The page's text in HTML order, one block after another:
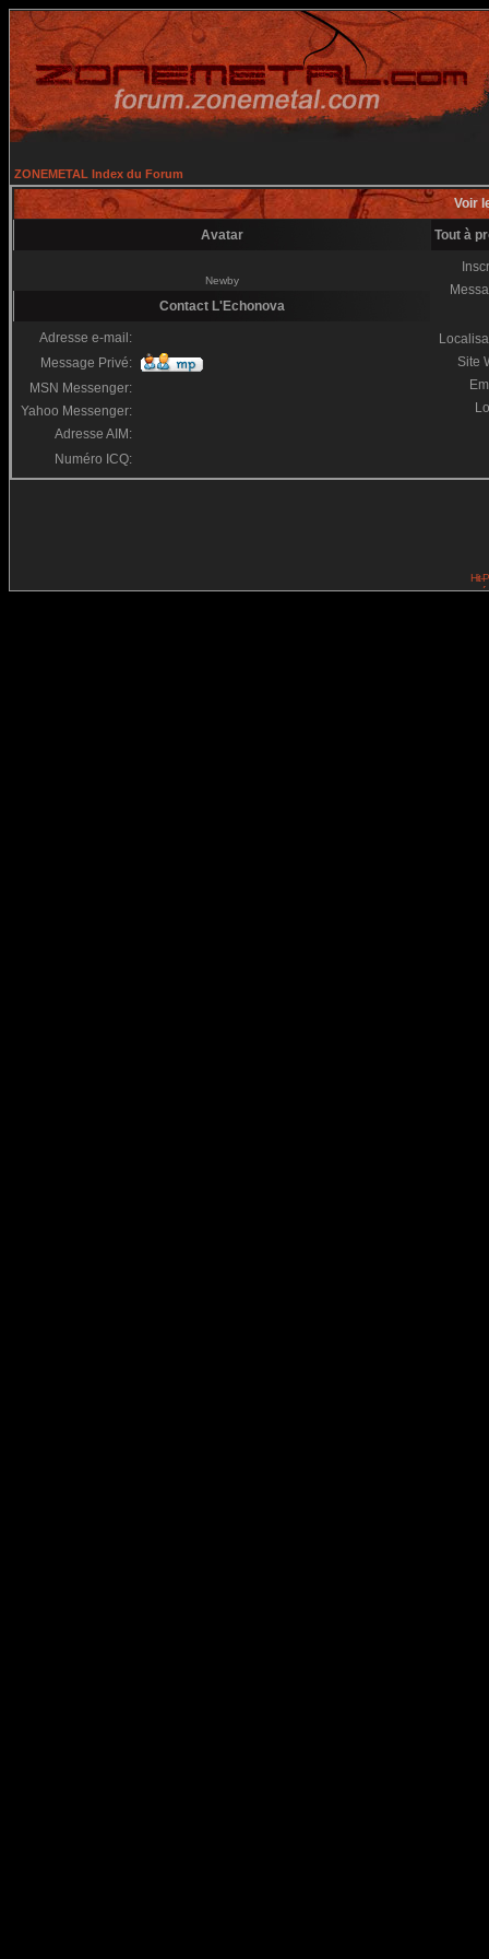
ZONEMETAL Index du Forum
Voir
Avatar Tout à
Newby
Site
Contact L'Echonova
Adresse e-mail:
Message Privé:
MSN Messenger:
Yahoo Messenger:
Adresse AIM:
Numéro ICQ: